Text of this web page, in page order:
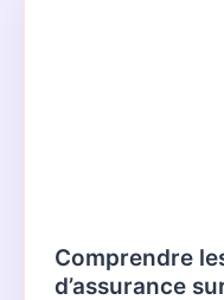
Comprendre
d’assurance